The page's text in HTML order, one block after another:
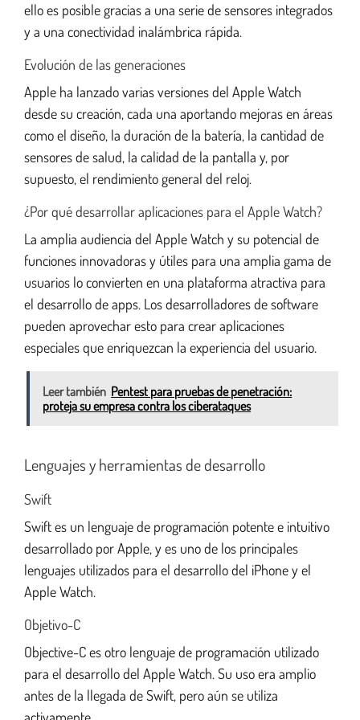
ello es posible gracias a una serie de sensores integrados
y a una conectividad inalámbrica rápida.
Evolución de las generaciones
Apple ha lanzado varias versiones del Apple Watch
desde su creación, cada una aportando mejoras en áreas
como el diseño, la duración de la batería, la cantidad de
sensores de salud, la calidad de la pantalla y, por
supuesto, el rendimiento general del reloj.
¿Por qué desarrollar aplicaciones para el Apple Watch?
La amplia audiencia del Apple Watch y su potencial de
funciones innovadoras y útiles para una amplia gama de
usuarios lo convierten en una plataforma atractiva para
el desarrollo de apps. Los desarrolladores de software
pueden aprovechar esto para crear aplicaciones
especiales que enriquezcan la experiencia del usuario.
Leer también Pentest para pruebas de penetración:
proteja su empresa contra los ciberataques
Lenguajes y herramientas de desarrollo
Swift
Swift es un lenguaje de programación potente e intuitivo
desarrollado por Apple, y es uno de los principales
lenguajes utilizados para el desarrollo del iPhone y el
Apple Watch.
Objetivo-C
Objective-C es otro lenguaje de programación utilizado
para el desarrollo del Apple Watch. Su uso era amplio
antes de la llegada de Swift, pero aún se utiliza